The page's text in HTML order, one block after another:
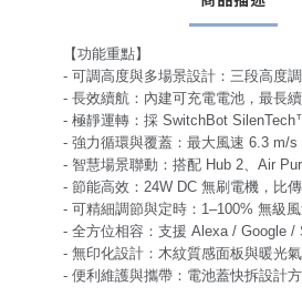
【功能重點】
- 可調高度與多場景設計：三段高度
- 長效續航：內建可充電電池，最長
- 極靜運轉：採 SwitchBot
- 強力循環與覆蓋：最大風速 6.3 m/
- 智慧場景聯動：搭配 Hub 2、Air
- 節能高效：24W DC 無刷電機，比
- 可精細調節與定時：1–100% 無級
- 全方位相容：支援 Alexa / Google
- 無印化設計：木紋質感面板與暖光
- 便利維護與攜帶：電池蓋快拆設計